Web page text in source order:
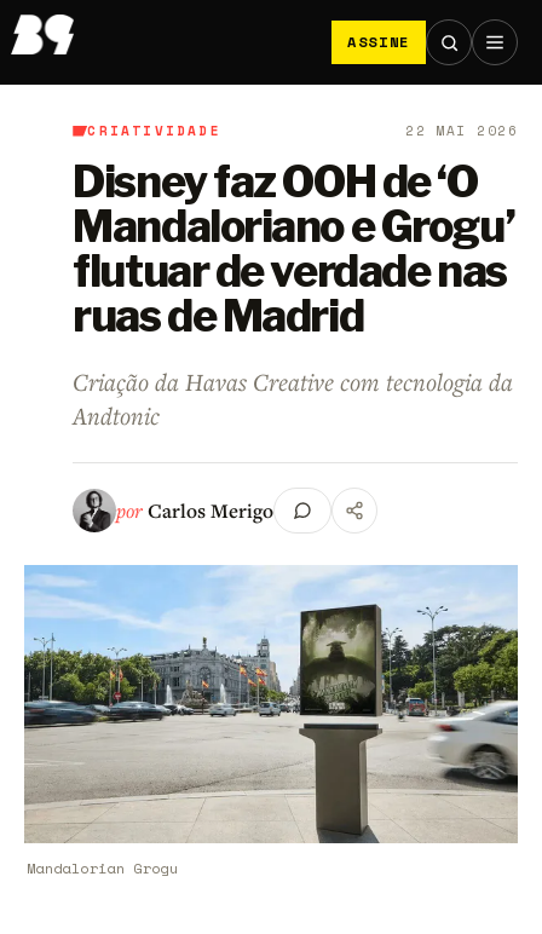
ASSINE
B9/Criatividade
CRIATIVIDADE 22 MAI 2026
Disney faz OOH de ‘O
Mandaloriano e Grogu’
flutuar de verdade nas
ruas de Madrid
Criação da Havas Creative com tecnologia da
Andtonic
porCarlos Merigo
Mandalorian Grogu